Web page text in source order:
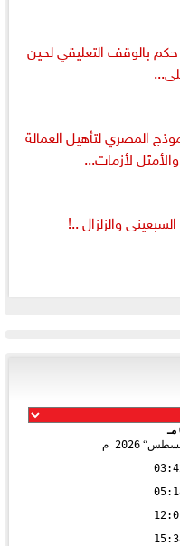
بالوقف التعليقي لحين
المصري لتأهيل العمالة
لأزمات...
والزلزال ..!
2026 م